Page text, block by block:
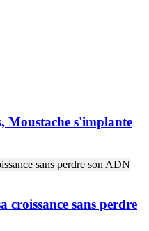
Moustache s'implante
croissance sans perdre